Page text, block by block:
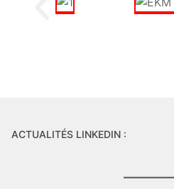
ACTUALITÉS LINKEDIN :